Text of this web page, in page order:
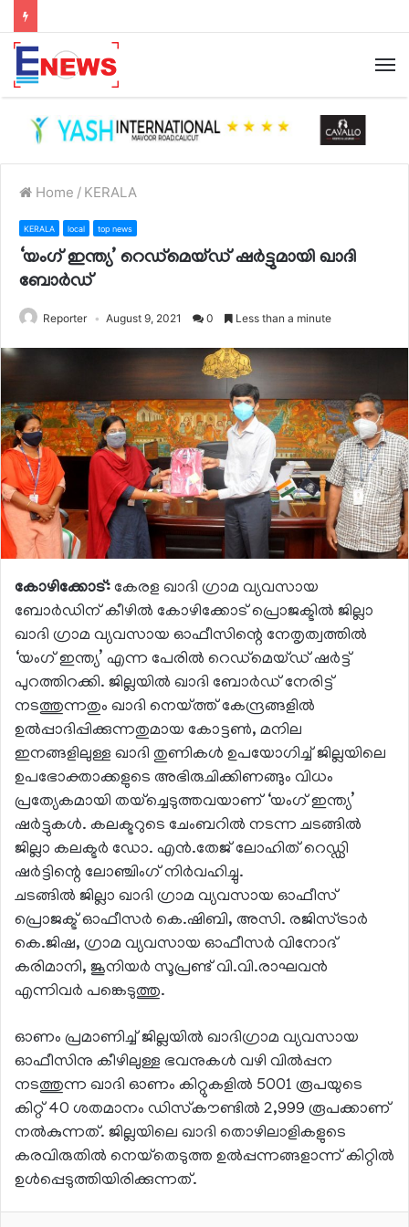
Home / KERALA
KERALA local top news
‘യംഗ് ഇന്ത്യ’ റെഡ്‌മെയ്ഡ് ഷര്‍ട്ടുമായി ഖാദി
ബോര്‍ഡ്
Reporter August 9, 2021 0 Less than a minute
കോഴിക്കോട്: കേരള ഖാദി ഗ്രാമ വ്യവസായ
ബോര്‍ഡിന് കീഴില്‍ കോഴിക്കോട് പ്രൊജക്ടില്‍ ജില്ലാ
ഖാദി ഗ്രാമ വ്യവസായ ഓഫീസിന്റെ നേതൃത്വത്തില്‍
‘യംഗ് ഇന്ത്യ’ എന്ന പേരില്‍ റെഡ്‌മെയ്ഡ് ഷര്‍ട്ട്
പുറത്തിറക്കി. ജില്ലയില്‍ ഖാദി ബോര്‍ഡ് നേരിട്ട്
നടത്തുന്നതും ഖാദി നെയ്ത്ത് കേന്ദ്രങ്ങളില്‍
ഉല്‍പ്പാദിപ്പിക്കുന്നതുമായ കോട്ടണ്‍, മനില
ഇനങ്ങളിലുള്ള ഖാദി തുണികള്‍ ഉപയോഗിച്ച് ജില്ലയിലെ
ഉപഭോക്താക്കളുടെ അഭിരുചിക്കിണങ്ങും വിധം
പ്രത്യേകമായി തയ്‌ച്ചെടുത്തവയാണ് ‘യംഗ് ഇന്ത്യ’
ഷര്‍ട്ടുകള്‍. കലക്ടറുടെ ചേംബറില്‍ നടന്ന ചടങ്ങില്‍
ജില്ലാ കലക്ടര്‍ ഡോ. എന്‍.തേജ് ലോഹിത് റെഡ്ഡി
ഷര്‍ട്ടിന്റെ ലോഞ്ചിംഗ് നിര്‍വഹിച്ചു.
ചടങ്ങില്‍ ജില്ലാ ഖാദി ഗ്രാമ വ്യവസായ ഓഫീസ്
പ്രൊജക്ട് ഓഫീസർ കെ.ഷിബി, അസി. രജിസ്ട്രാര്‍
കെ.ജിഷ, ഗ്രാമ വ്യവസായ ഓഫീസര്‍ വിനോദ്
കരിമാനി, ജൂനിയര്‍ സൂപ്രണ്ട് വി.വി.രാഘവന്‍
എന്നിവര്‍ പങ്കെടുത്തു.
ഓണം പ്രമാണിച്ച് ജില്ലയില്‍ ഖാദിഗ്രാമ വ്യവസായ
ഓഫീസിനു കീഴിലുള്ള ഭവനുകള്‍ വഴി വില്‍പ്പന
നടത്തുന്ന ഖാദി ഓണം കിറ്റുകളിൽ 5001 രൂപയുടെ
കിറ്റ് 40 ശതമാനം ഡിസ്‌കൗണ്ടില്‍ 2,999 രൂപക്കാണ്
നല്‍കുന്നത്. ജില്ലയിലെ ഖാദി തൊഴിലാളികളുടെ
കരവിരുതില്‍ നെയ്‌തെടുത്ത ഉല്‍പ്പന്നങ്ങളാന്ന് കിറ്റില്‍
ഉള്‍പ്പെടുത്തിയിരിക്കുന്നത്.